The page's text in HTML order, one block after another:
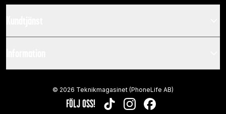
FÖLJ OSS! TIKTOKINSTAGRAMFACEBOOK
© 2026 Teknikmagasinet (PhoneLife AB)